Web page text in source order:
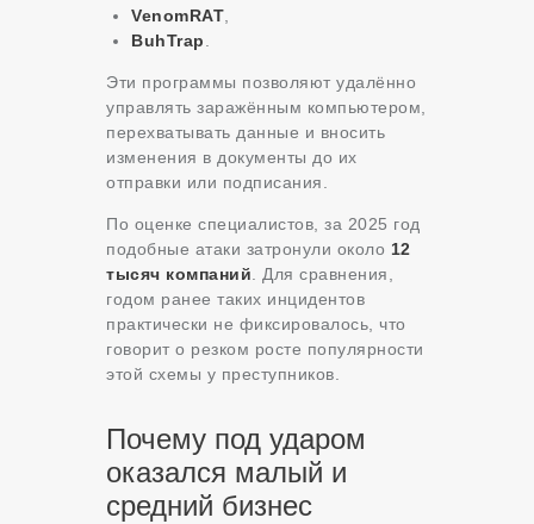
VenomRAT
BuhTrap
Эти программы позволяют удалённо
управлять заражённым компьютером,
перехватывать данные и вносить
изменения в документы до их
отправки или подписания.
По оценке специалистов, за 2025 год
подобные атаки затронули около 12
тысяч компаний . Для сравнения,
годом ранее таких инцидентов
практически не фиксировалось, что
говорит о резком росте популярности
этой схемы у преступников.
Почему под ударом
оказался малый и
средний бизнес